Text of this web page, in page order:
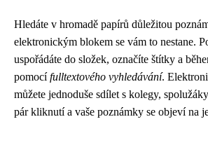
Hledáte v hromadě papírů důležitou
elektronickým blokem se vám to nestane.
uspořádáte do složek, označíte štítky a
pomocífulltextového vyhledávání.
můžete jednoduše sdílet s kolegy,
pár kliknutí a vaše poznámky se objeví na